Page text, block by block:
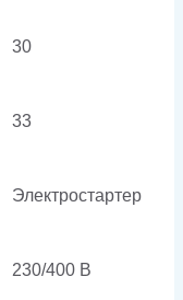
30
33
Электростартер
230/400 В